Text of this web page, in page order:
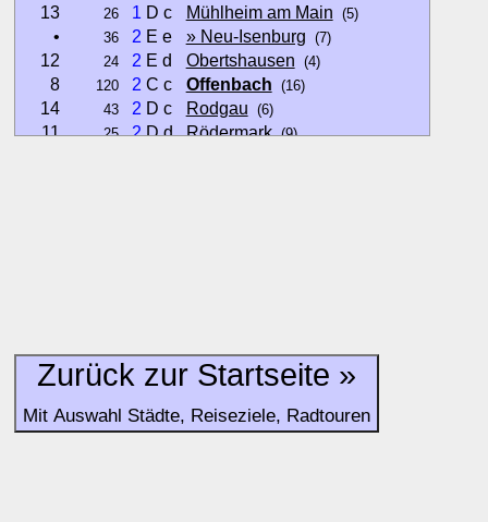
13 26 1 D c Mühlheim am Main (5)
• 36 2 E e » Neu-Isenburg (7)
12 24 2 E d Obertshausen (4)
8 120 2 C c Offenbach (16)
14 43 2 D c Rodgau (6)
11 25 2D d Rödermark (9)
Bewertungen zurzeit noch ohne Lage-Bewertung.
Zurück zur Startseite »
Mit Auswahl Städte, Reiseziele, Radtouren